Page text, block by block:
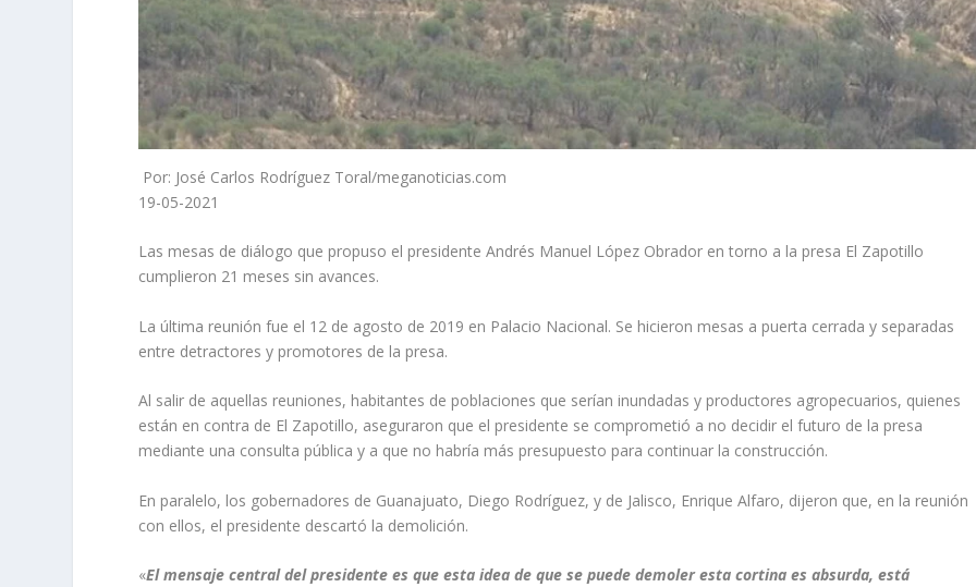
Por: José Carlos Rodríguez Toral/meganoticias.com
19-05-2021
Las mesas de diálogo que propuso el presidente Andrés Manuel López Obrador en torno a la presa El Zapotillo
cumplieron 21 meses sin avances.
La última reunión fue el 12 de agosto de 2019 en Palacio Nacional. Se hicieron mesas a puerta cerrada y separadas
entre detractores y promotores de la presa.
Al salir de aquellas reuniones, habitantes de poblaciones que serían inundadas y productores agropecuarios, quienes
están en contra de El Zapotillo, aseguraron que el presidente se comprometió a no decidir el futuro de la presa
mediante una consulta pública y a que no habría más presupuesto para continuar la construcción.
En paralelo, los gobernadores de Guanajuato, Diego Rodríguez, y de Jalisco, Enrique Alfaro, dijeron que, en la reunión
con ellos, el presidente descartó la demolición.
«El mensaje central del presidente es que esta idea de que se puede demoler esta cortina es absurda, está